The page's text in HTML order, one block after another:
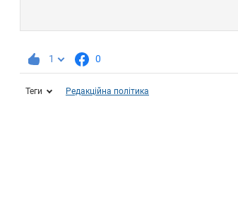
1 0
Теги Редакційна політика